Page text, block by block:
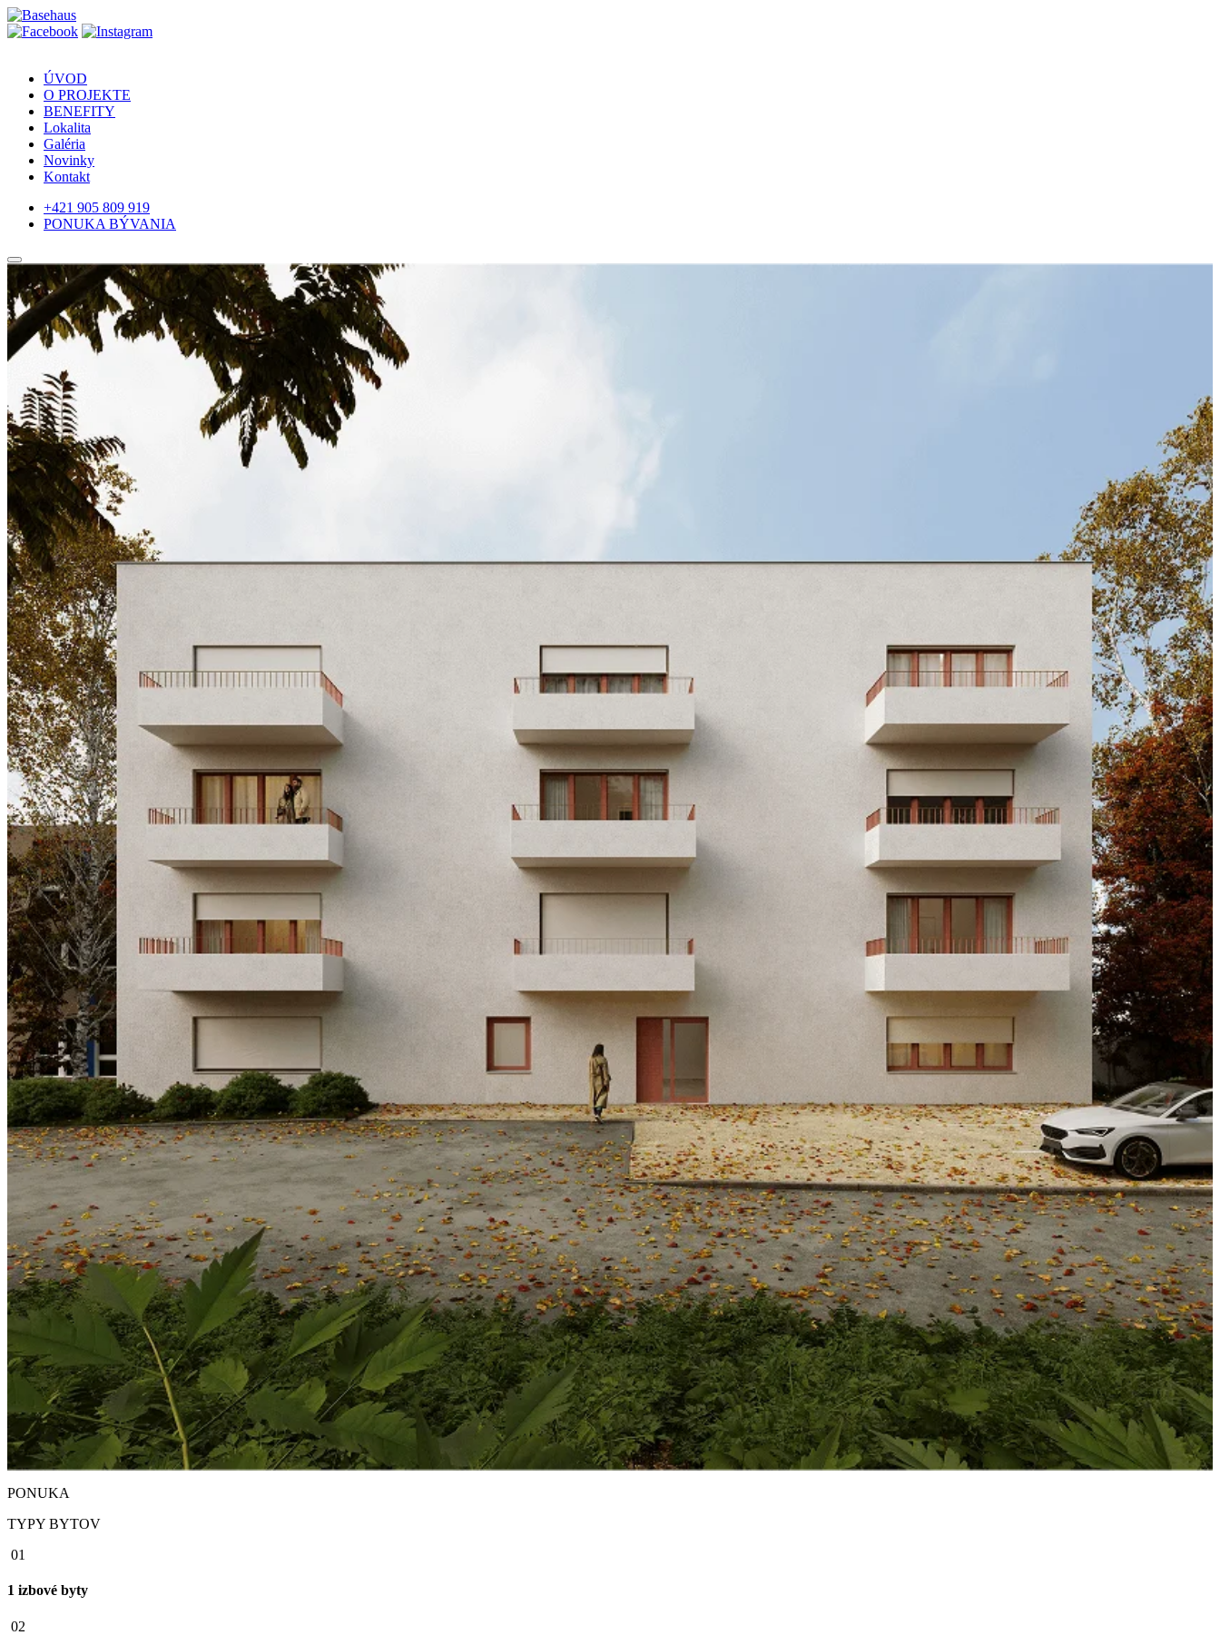
ÚVOD
O PROJEKTE
BENEFITY
Lokalita
Galéria
Novinky
Kontakt
+421 905 809 919
PONUKA BÝVANIA
PONUKA
TYPY BYTOV
01
1 izbové byty
02